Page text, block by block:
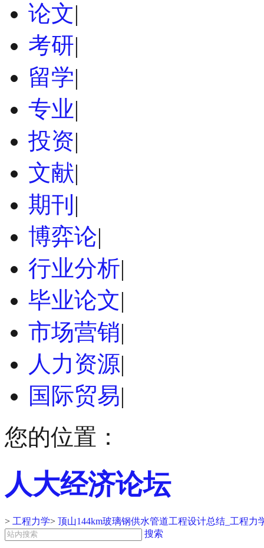
论文|
考研|
留学|
专业|
投资|
文献|
期刊 |
博弈论|
行业分析|
毕业论文|
市场营销|
人力资源|
国际贸易|
您的位置：
人大经济论坛
> 工程力学> 顶山144km玻璃钢供水管道工程设计总结_工程力
搜索